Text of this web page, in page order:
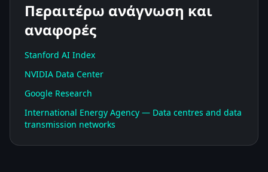
Περαιτέρω ανάγνωση και
αναφορές
Stanford AI Index
NVIDIA Data Center
Google Research
International Energy Agency — Data centres and data
transmission networks